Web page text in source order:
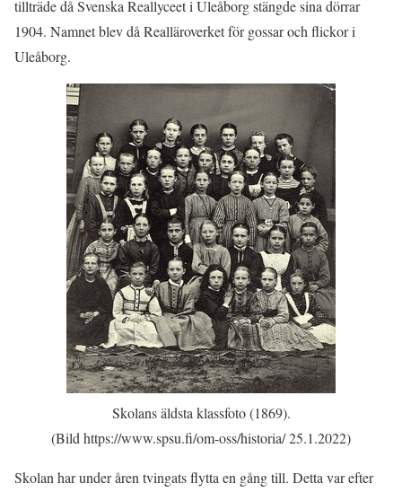
tillträde då Svenska Reallyceet i Uleåborg stängde sina dörrar
1904. Namnet blev då Realläroverket för gossar och flickor i
Uleåborg.
Skolans äldsta klassfoto (1869).
(Bild https://www.spsu.fi/om-oss/historia/ 25.1.2022)
Skolan har under åren tvingats flytta en gång till. Detta var efter